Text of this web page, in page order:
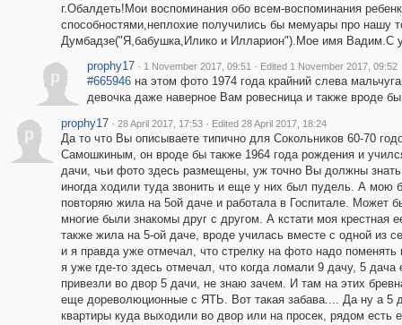
г.Обалдеть!Мои воспоминания обо всем-воспоминания
способностями,неплохие получились бы мемуары про нашу
Думбадзе("Я,бабушка,Илико и Илларион").Мое имя Вадим.С
p
prophy17 · 1 November 2017, 09:51 · Edited 1 November 2017, 09:52
#665946на этом фото 1974 года крайний слева
девочка даже наверное Вам ровесница и также вроде
p
prophy17 · 28 April 2017, 17:53 · Edited 28 April 2017, 18:24
Да то что Вы описываете типично для Сокольников 60-70
Самошкиным, он вроде бы также 1964 года рождения и
дачи, чьи фото здесь размещены, уж точно Вы должны
иногда ходили туда звонить и еще у них был пудель. А мою
повторяю жила на 5ой даче и работала в Госпитале. Может
многие были знакомы друг с другом. А кстати моя крестная
также жила на 5-ой даче, вроде училась вместе с одной из
и я правда уже отмечал, что стрелку на фото надо
я уже где-то здесь отмечал, что когда ломали 9 дачу, 5
привезли во двор 5 дачи, не знаю зачем. И там на этих
еще дореволюционные с ЯТЬ. Вот такая забава.... Да ну а 5
квартиры куда выходили во двор или на просек, рядом